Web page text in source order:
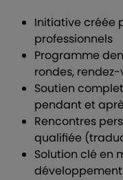
Initiative créée
professionnels
Programme
rondes,
Soutien
pendant et
Rencontres
qualifiée
Solution clé en